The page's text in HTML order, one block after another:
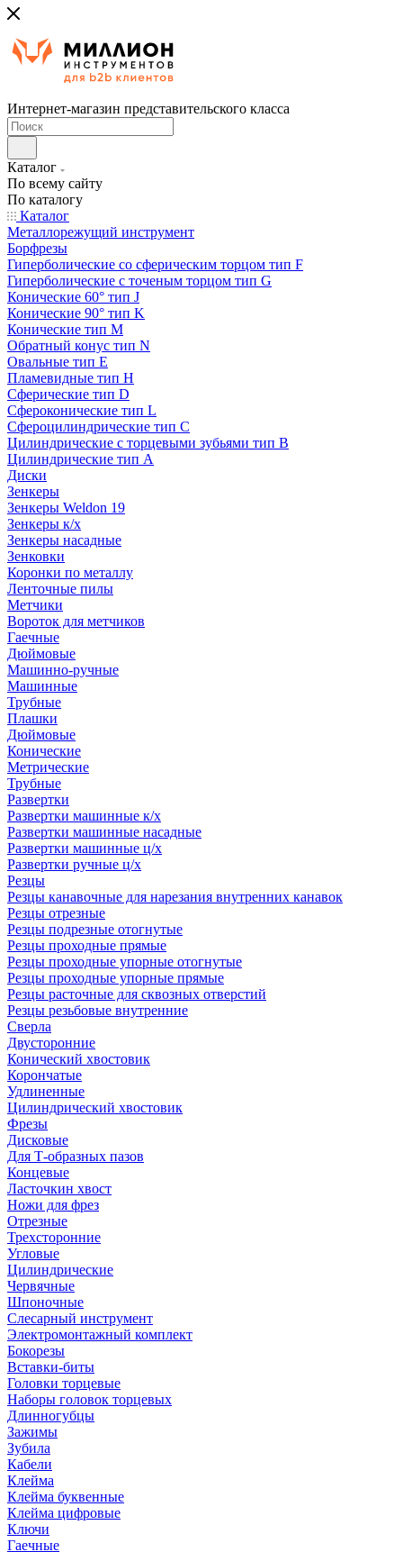
Интернет-магазин представительского класса
Каталог
По всему сайту
По каталогу
Каталог
Металлорежущий инструмент
Борфрезы
Гиперболические cо сферическим торцом тип F
Гиперболические с точеным торцом тип G
Конические 60° тип J
Конические 90° тип K
Конические тип M
Обратный конус тип N
Овальные тип E
Пламевидные тип H
Сферические тип D
Сфероконические тип L
Сфероцилиндрические тип C
Цилиндрические с торцевыми зубьями тип B
Цилиндрические тип А
Диски
Зенкеры
Зенкеры Weldon 19
Зенкеры к/х
Зенкеры насадные
Зенковки
Коронки по металлу
Ленточные пилы
Метчики
Вороток для метчиков
Гаечные
Дюймовые
Машинно-ручные
Машинные
Трубные
Плашки
Дюймовые
Конические
Метрические
Трубные
Развертки
Развертки машинные к/х
Развертки машинные насадные
Развертки машинные ц/х
Развертки ручные ц/х
Резцы
Резцы канавочные для нарезания внутренних канавок
Резцы отрезные
Резцы подрезные отогнутые
Резцы проходные прямые
Резцы проходные упорные отогнутые
Резцы проходные упорные прямые
Резцы расточные для сквозных отверстий
Резцы резьбовые внутренние
Сверла
Двусторонние
Конический хвостовик
Корончатые
Удлиненные
Цилиндрический хвостовик
Фрезы
Дисковые
Для Т-образных пазов
Концевые
Ласточкин хвост
Ножи для фрез
Отрезные
Трехсторонние
Угловые
Цилиндрические
Червячные
Шпоночные
Слесарный инструмент
Электромонтажный комплект
Бокорезы
Вставки-биты
Головки торцевые
Наборы головок торцевых
Длинногубцы
Зажимы
Зубила
Кабели
Клейма
Клейма буквенные
Клейма цифровые
Ключи
Гаечные